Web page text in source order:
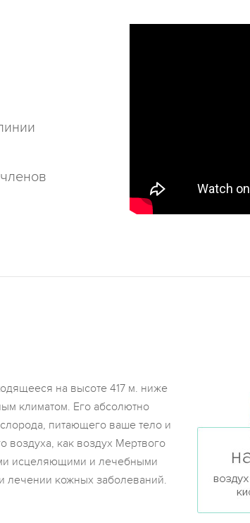
на высоте 417 м. ниже
климатом. Его абсолютно
питающего ваше тело и
воздуха, как воздух Мертвого
исцеляющими и лечебными
лечении кожных заболеваний.